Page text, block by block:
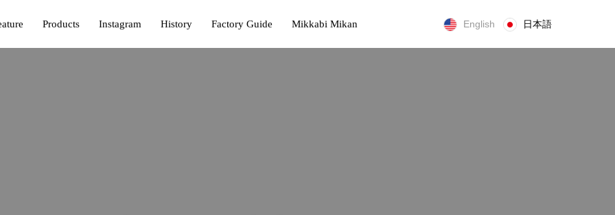
Products Instagram History Factory Guide Mikkabi Mikan English 日本語